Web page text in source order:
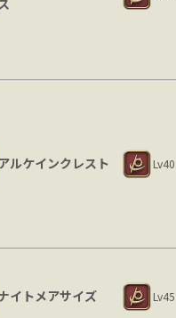
アルケインクレスト Lv40
イトメアサイズ Lv45